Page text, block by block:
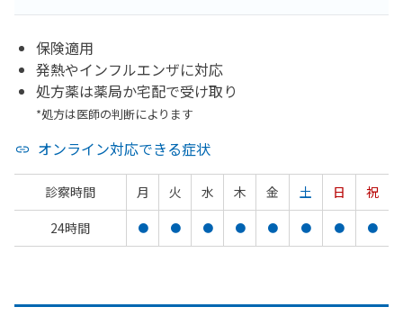
保険適用
発熱やインフルエンザに対応
処方薬は薬局か宅配で受け取り
*処方は医師の判断によります
オンライン対応できる症状
診察時間 月 火 水 木 金 土 日
祝
24時間
● ● ● ● ● ● ● ●